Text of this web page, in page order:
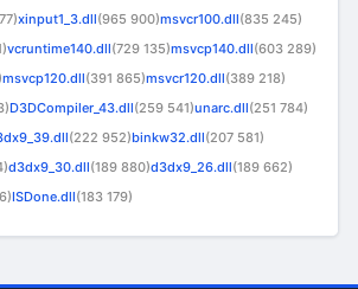
xinput1_3.dll(965 900)msvcr100.dll(835 245)
vcruntime140.dll(729 135)msvcp140.dll(603 289)
msvcp120.dll(391 865)msvcr120.dll(389 218)
D3DCompiler_43.dll(259 541)unarc.dll(251 784)
(222 952)binkw32.dll(207 581)
d3dx9_30.dll(189 880)d3dx9_26.dll(189 662)
ISDone.dll(183 179)